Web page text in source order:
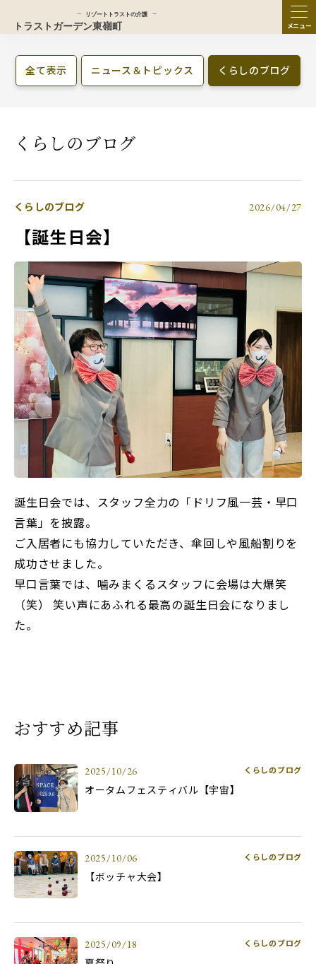
ME
NU
全て表示 ニュース＆トピックス くらしのブログ
くらしのブログ
くらしのブログ 2026/04/27
【誕生日会】
誕生日会では、スタッフ全力の「ドリフ風一芸・早口
言葉」を披露。
ご入居者にも協力していただき、傘回しや風船割りを
成功させました。
早口言葉では、噛みまくるスタッフに会場は大爆笑
（笑） 笑い声にあふれる最高の誕生日会になりまし
た。
おすすめ記事
2025/10/26 くらしのブログ
オータムフェスティバル【宇宙】
2025/10/06 くらしのブログ
【ボッチャ大会】
2025/09/18 くらしのブログ